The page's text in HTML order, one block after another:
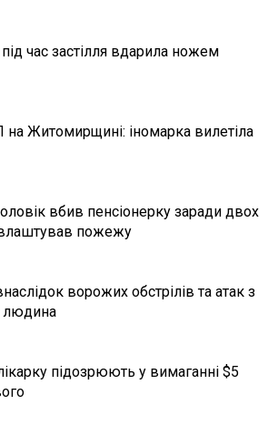
час застілля вдарила ножем
Житомирщині: іномарка вилетіла
вбив пенсіонерку заради двох
влаштував пожежу
ворожих обстрілів та атак з
людина
підозрюють у вимаганні $5